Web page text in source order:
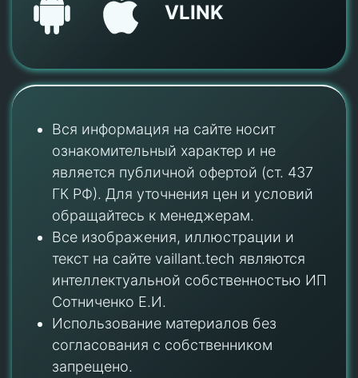
VLINK
Вся информация на сайте носит
ознакомительный характер и не
является публичной офертой (ст. 437
ГК РФ). Для уточнения цен и условий
обращайтесь к менеджерам.
Все изображения, иллюстрации и
текст на сайте vaillant.tech являются
интеллектуальной собственностью ИП
Сотниченко Е.И.
Использование материалов без
согласования с собственником
запрещено.